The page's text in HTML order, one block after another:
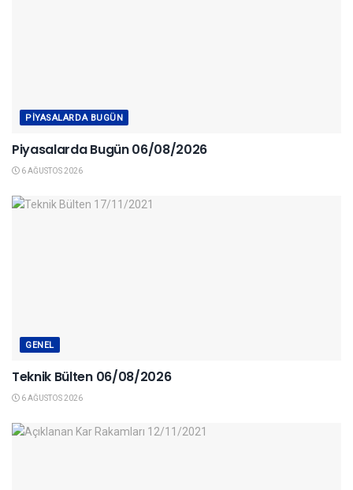
PIYASALARDA BUGÜN
Piyasalarda Bugün 06/08/2026
6 AĞUSTOS 2026
GENEL
Teknik Bülten 06/08/2026
6 AĞUSTOS 2026